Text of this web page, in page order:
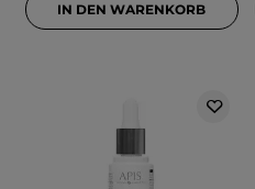
IN DEN WARENKORB